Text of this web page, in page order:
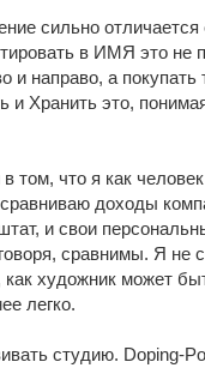
сильно
в ИМЯ это не
и направо, а покупать
и Хранить это,
том, что я как
доходы
и свои
сравнимы. Я не
художник может
легко.
студию. Doping-